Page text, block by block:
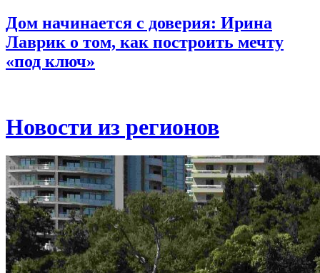
Дом начинается с доверия: Ирина
Лаврик о том, как построить мечту
«под ключ»
Новости из регионов